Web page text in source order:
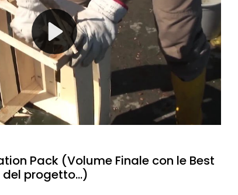
Pack (Volume Finale con le Best
progetto...)